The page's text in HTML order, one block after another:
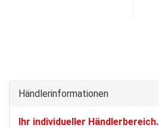
Händlerinformationen
Ihr individueller Händlerbereich.